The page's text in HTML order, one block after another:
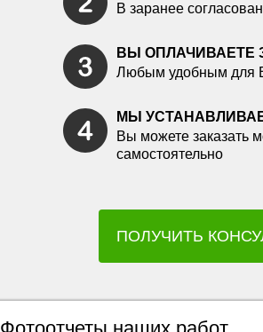
В заранее
ВЫ ОПЛАЧИВАЕТЕ
Любым удобным для
МЫ
Вы можете заказать
самостоятельно
ПОЛУЧИТЬ